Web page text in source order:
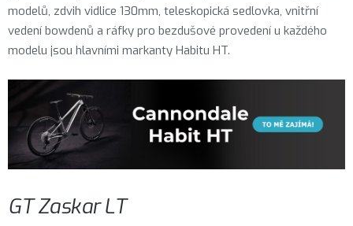
modelů, zdvih vidlice 130mm, teleskopická sedlovka, vnitřní
vedení bowdenů a ráfky pro bezdušové provedení u každého
modelu jsou hlavními markanty Habitu HT.
GT Zaskar LT